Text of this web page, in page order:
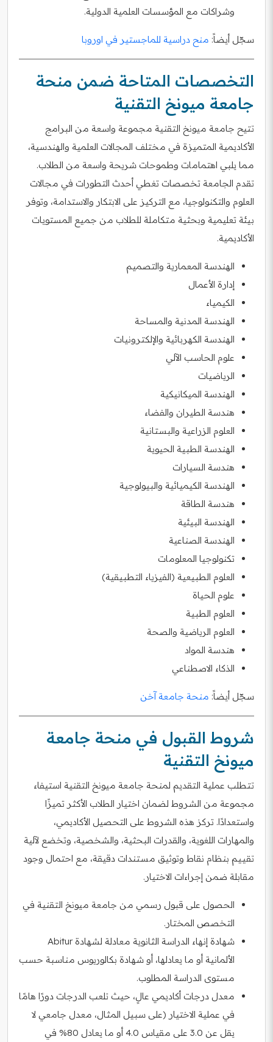
وشراكات مع المؤسسات العلمية الدولية.
سجّل أيضاً: منح دراسية للماجستير في اوروبا
التخصصات المتاحة ضمن منحة
جامعة ميونخ التقنية
تتيح جامعة ميونخ التقنية مجموعة واسعة من البرامج
الأكاديمية المتميزة في مختلف المجالات العلمية والهندسية،
مما يلبي اهتمامات وطموحات شريحة واسعة من الطلاب.
تقدم الجامعة تخصصات تغطي أحدث التطورات في مجالات
العلوم والتكنولوجيا، مع التركيز على الابتكار والاستدامة، وتوفر
بيئة تعليمية وبحثية متكاملة للطلاب من جميع المستويات
الأكاديمية.
الهندسة المعمارية والتصميم
إدارة الأعمال
الكيمياء
الهندسة المدنية والمساحة
الهندسة الكهربائية والإلكترونيات
علوم الحاسب الآلي
الرياضيات
الهندسة الميكانيكية
هندسة الطيران والفضاء
العلوم الزراعية والبستانية
الهندسة الطبية الحيوية
هندسة السيارات
الهندسة الكيميائية والبيولوجية
هندسة الطاقة
الهندسة البيئية
الهندسة الصناعية
تكنولوجيا المعلومات
العلوم الطبيعية (الفيزياء التطبيقية)
علوم الحياة
العلوم الطبية
العلوم الرياضية والصحة
هندسة المواد
الذكاء الاصطناعي
سجّل أيضاً: منحة جامعة آخن
شروط القبول في منحة جامعة
ميونخ التقنية
تتطلب عملية التقديم لمنحة جامعة ميونخ التقنية استيفاء
مجموعة من الشروط لضمان اختيار الطلاب الأكثر تميزًا
واستعدادًا. تركز هذه الشروط على التحصيل الأكاديمي،
والمهارات اللغوية، والقدرات البحثية، والشخصية، وتخضع لآلية
تقييم بنظام نقاط وتوثيق مستندات دقيقة، مع احتمال وجود
مقابلة ضمن إجراءات الاختيار.
الحصول على قبول رسمي من جامعة ميونخ التقنية في
التخصص المختار.
شهادة إنهاء الدراسة الثانوية معادلة لشهادة Abitur
الألمانية أو ما يعادلها، أو شهادة بكالوريوس مناسبة حسب
مستوى الدراسة المطلوب.
معدل درجات أكاديمي عالٍ، حيث تلعب الدرجات دورًا هامًا
في عملية الاختيار (على سبيل المثال، معدل جامعي لا
يقل عن 3.0 على مقياس 4.0 أو ما يعادل 80% في